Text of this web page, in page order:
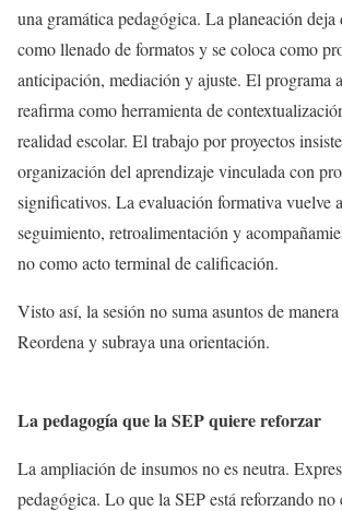
una gramática pedagógica. La planeación deja
como llenado de formatos y se coloca como
anticipación, mediación y ajuste. El programa
reafirma como herramienta de
realidad escolar. El trabajo por proyectos
organización del aprendizaje vinculada con
significativos. La evaluación formativa vuelve
seguimiento, retroalimentación y
no como acto terminal de calificación.
Visto así, la sesión no suma asuntos de
Reordena y subraya una orientación.
La pedagogía que la SEP quiere reforzar
La ampliación de insumos no es neutra.
pedagógica. Lo que la SEP está reforzando no